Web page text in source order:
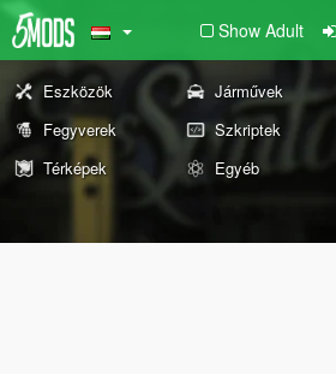
Show Adult
Eszközök Járművek
Fegyverek
Szkriptek
Térképek
Egyéb